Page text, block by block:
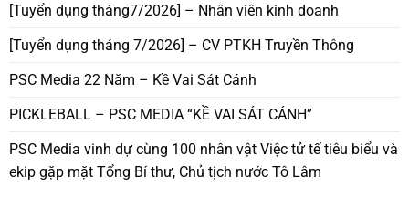
[Tuyển dụng tháng7/2026] – Nhân viên kinh doanh
[Tuyển dụng tháng 7/2026] – CV PTKH Truyền Thông
PSC Media 22 Năm – Kề Vai Sát Cánh
PICKLEBALL – PSC MEDIA “KỀ VAI SÁT CÁNH”
PSC Media vinh dự cùng 100 nhân vật Việc tử tế tiêu biểu và
ekip gặp mặt Tổng Bí thư, Chủ tịch nước Tô Lâm